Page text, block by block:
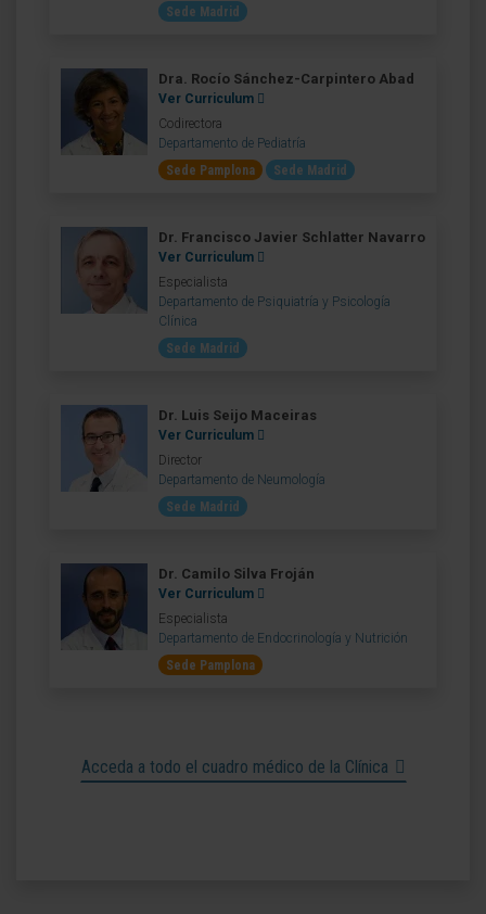
Sede Madrid
Dra. Rocío Sánchez-Carpintero Abad
Ver Curriculum
Codirectora
Departamento de Pediatría
Sede Pamplona
Sede Madrid
Dr. Francisco Javier Schlatter Navarro
Ver Curriculum
Especialista
Departamento de Psiquiatría y Psicología
Clínica
Sede Madrid
Dr. Luis Seijo Maceiras
Ver Curriculum
Director
Departamento de Neumología
Sede Madrid
Dr. Camilo Silva Froján
Ver Curriculum
Especialista
Departamento de Endocrinología y Nutrición
Sede Pamplona
Acceda a todo el cuadro médico de la Clínica